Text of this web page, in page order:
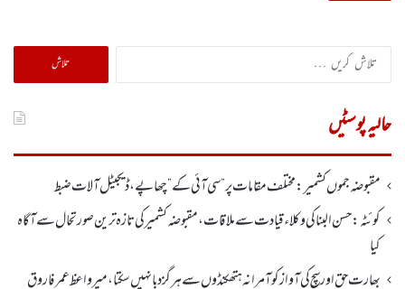
تلاش
کریں
حالیہ پوسٹیں
مقبوضہ جموں کشمیر:مختلف مقامات پر ”سی آئی کے” چھاپے، ڈیجیٹل آلات ضبط
کوئٹہ:حسن البنا کی وکلاء قیادت سے ملاقات، مقبوضہ کشمیرکی تازہ ترین صورتحال سے آگاہ
کیا
بھارت حق اور سچ کی آواز کو آمرانہ ہتھکنڈوں سے ہرگز دبا نہیں سکتا، میر واعظ عمر فاروق